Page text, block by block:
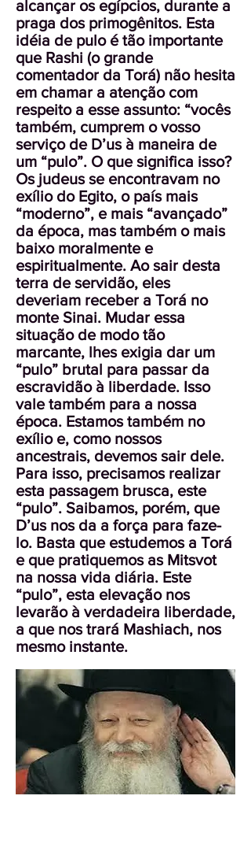
alcançar os egípcios, durante a
praga dos primogênitos. Esta
idéia de pulo é tão importante
que Rashi (o grande
comentador da Torá) não hesita
em chamar a atenção com
respeito a esse assunto: “vocês
também, cumprem o vosso
serviço de D’us à maneira de
um “pulo”. O que significa isso?
Os judeus se encontravam no
exílio do Egito, o país mais
“moderno”, e mais “avançado”
da época, mas também o mais
baixo moralmente e
espiritualmente. Ao sair desta
terra de servidão, eles
deveriam receber a Torá no
monte Sinai. Mudar essa
situação de modo tão
marcante, lhes exigia dar um
“pulo” brutal para passar da
escravidão à liberdade. Isso
vale também para a nossa
época. Estamos também no
exílio e, como nossos
ancestrais, devemos sair dele.
Para isso, precisamos realizar
esta passagem brusca, este
“pulo”. Saibamos, porém, que
D’us nos da a força para faze-
lo. Basta que estudemos a Torá
e que pratiquemos as Mitsvot
na nossa vida diária. Este
“pulo”, esta elevação nos
levarão à verdadeira liberdade,
a que nos trará Mashiach, nos
mesmo instante.